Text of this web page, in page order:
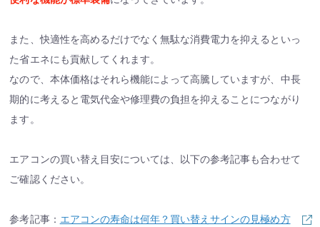
また、快適性を高めるだけでなく無駄な消費電力を抑えるといっ
た省エネにも貢献してくれます。
なので、本体価格はそれら機能によって高騰していますが、中長
期的に考えると電気代金や修理費の負担を抑えることにつながり
ます。
エアコンの買い替え目安については、以下の参考記事も合わせて
ご確認ください。
参考記事： エアコンの寿命は何年？買い替えサインの見極め方